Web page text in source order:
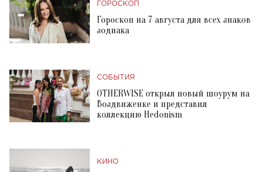
ГОРОСКОП
Гороскоп на 7 августа для всех знаков
зодиака
СОБЫТИЯ
OTHERWISE открыл новый шоурум на
Воздвиженке и представил
коллекцию Hedonism
КИНО